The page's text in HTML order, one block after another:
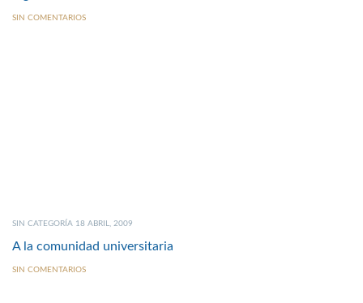
SIN COMENTARIOS
SIN CATEGORÍA 18 ABRIL, 2009
A la comunidad universitaria
SIN COMENTARIOS